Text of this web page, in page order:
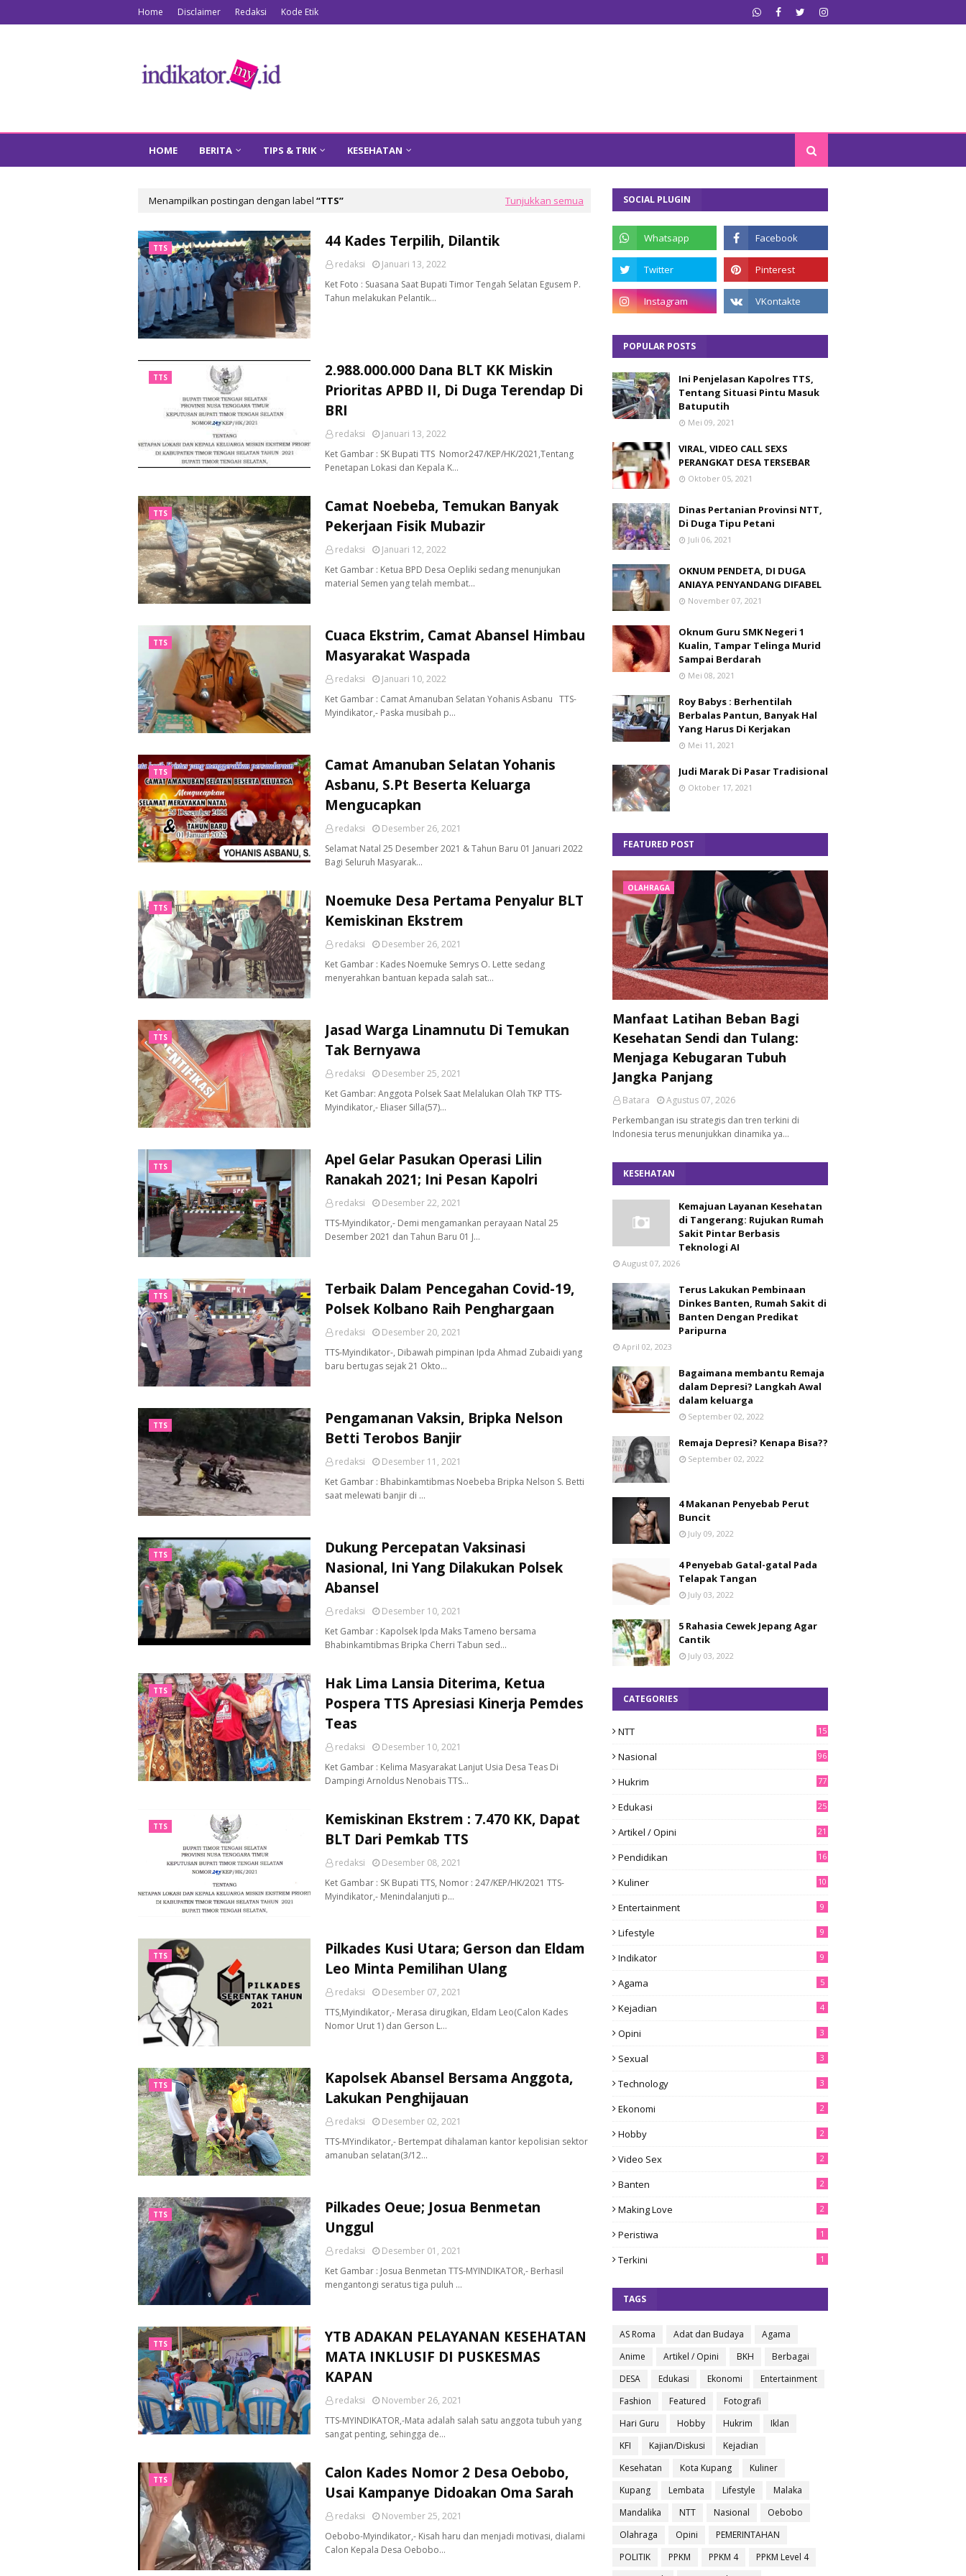
Home Disclaimer Redaksi Kode Etik
HOME BERITA TIPS & TRIK KESEHATAN
Menampilkan postingan dengan label TTS Tunjukkan semua
TTS 44 Kades Terpilih, Dilantik
redaksi
Januari 13, 2022
Ket Foto : Suasana Saat Bupati Timor Tengah Selatan Egusem P.
Tahun melakukan Pelantik…
TTS
2.988.000.000 Dana BLT KK Miskin
Prioritas APBD II, Di Duga Terendap Di
BRI
redaksi
Januari 13, 2022
Ket Gambar : SK Bupati TTS Nomor247/KEP/HK/2021,Tentang
Penetapan Lokasi dan Kepala K…
TTS
Camat Noebeba, Temukan Banyak
Pekerjaan Fisik Mubazir
redaksi
Januari 12, 2022
Ket Gambar : Ketua BPD Desa Oepliki sedang menunjukan
material Semen yang telah membat…
TTS
Cuaca Ekstrim, Camat Abansel Himbau
Masyarakat Waspada
redaksi
Januari 10, 2022
Ket Gambar : Camat Amanuban Selatan Yohanis Asbanu TTS-
Myindikator,- Paska musibah p…
TTS
Camat Amanuban Selatan Yohanis
Asbanu, S.Pt Beserta Keluarga
Mengucapkan
redaksi
Desember 26, 2021
Selamat Natal 25 Desember 2021 & Tahun Baru 01 Januari 2022
Bagi Seluruh Masyarak…
TTS
Noemuke Desa Pertama Penyalur BLT
Kemiskinan Ekstrem
redaksi
Desember 26, 2021
Ket Gambar : Kades Noemuke Semrys O. Lette sedang
menyerahkan bantuan kepada salah sat…
TTS
Jasad Warga Linamnutu Di Temukan
Tak Bernyawa
redaksi
Desember 25, 2021
Ket Gambar: Anggota Polsek Saat Melalukan Olah TKP TTS-
Myindikator,- Eliaser Silla(57)…
TTS
Apel Gelar Pasukan Operasi Lilin
Ranakah 2021; Ini Pesan Kapolri
redaksi
Desember 22, 2021
TTS-Myindikator,- Demi mengamankan perayaan Natal 25
Desember 2021 dan Tahun Baru 01 J…
TTS
Terbaik Dalam Pencegahan Covid-19,
Polsek Kolbano Raih Penghargaan
redaksi
Desember 20, 2021
TTS-Myindikator-, Dibawah pimpinan Ipda Ahmad Zubaidi yang
baru bertugas sejak 21 Okto…
TTS
Pengamanan Vaksin, Bripka Nelson
Betti Terobos Banjir
redaksi
Desember 11, 2021
Ket Gambar : Bhabinkamtibmas Noebeba Bripka Nelson S. Betti
saat melewati banjir di …
TTS
Dukung Percepatan Vaksinasi
Nasional, Ini Yang Dilakukan Polsek
Abansel
redaksi
Desember 10, 2021
Ket Gambar : Kapolsek Ipda Maks Tameno bersama
Bhabinkamtibmas Bripka Cherri Tabun sed…
TTS
Hak Lima Lansia Diterima, Ketua
Pospera TTS Apresiasi Kinerja Pemdes
Teas
redaksi
Desember 10, 2021
Ket Gambar : Kelima Masyarakat Lanjut Usia Desa Teas Di
Dampingi Arnoldus Nenobais TTS…
TTS
Kemiskinan Ekstrem : 7.470 KK, Dapat
BLT Dari Pemkab TTS
redaksi
Desember 08, 2021
Ket Gambar : SK Bupati TTS, Nomor : 247/KEP/HK/2021 TTS-
Myindikator,- Menindalanjuti p…
TTS
Pilkades Kusi Utara; Gerson dan Eldam
Leo Minta Pemilihan Ulang
redaksi
Desember 07, 2021
TTS,Myindikator,- Merasa dirugikan, Eldam Leo(Calon Kades
Nomor Urut 1) dan Gerson L…
TTS
Kapolsek Abansel Bersama Anggota,
Lakukan Penghijauan
redaksi
Desember 02, 2021
TTS-MYindikator,- Bertempat dihalaman kantor kepolisian sektor
amanuban selatan(3/12…
TTS
Pilkades Oeue; Josua Benmetan
Unggul
redaksi
Desember 01, 2021
Ket Gambar : Josua Benmetan TTS-MYINDIKATOR,- Berhasil
mengantongi seratus tiga puluh …
TTS
YTB ADAKAN PELAYANAN KESEHATAN
MATA INKLUSIF DI PUSKESMAS
KAPAN
redaksi
November 26, 2021
TTS-MYINDIKATOR,-Mata adalah salah satu anggota tubuh yang
sangat penting, sehingga de…
TTS
Calon Kades Nomor 2 Desa Oebobo,
Usai Kampanye Didoakan Oma Sarah
redaksi
November 25, 2021
Oebobo-Myindikator,- Kisah haru dan menjadi motivasi, dialami
Calon Kepala Desa Oebobo…
SOCIAL PLUGIN
POPULAR POSTS
Ini Penjelasan Kapolres TTS,
Tentang Situasi Pintu Masuk
Batuputih
Mei 09, 2021
VIRAL, VIDEO CALL SEXS
PERANGKAT DESA TERSEBAR
Oktober 05, 2021
Dinas Pertanian Provinsi NTT,
Di Duga Tipu Petani
Juli 06, 2021
OKNUM PENDETA, DI DUGA
ANIAYA PENYANDANG DIFABEL
November 07, 2021
Oknum Guru SMK Negeri 1
Kualin, Tampar Telinga Murid
Sampai Berdarah
Mei 08, 2021
Roy Babys : Berhentilah
Berbalas Pantun, Banyak Hal
Yang Harus Di Kerjakan
Mei 11, 2021
Judi Marak Di Pasar Tradisional
Oktober 17, 2021
FEATURED POST
OLAHRAGA
Manfaat Latihan Beban Bagi
Kesehatan Sendi dan Tulang:
Menjaga Kebugaran Tubuh
Jangka Panjang
Batara
Agustus 07, 2026
Perkembangan isu strategis dan tren terkini di
Indonesia terus menunjukkan dinamika ya…
KESEHATAN
Kemajuan Layanan Kesehatan
di Tangerang: Rujukan Rumah
Sakit Pintar Berbasis
Teknologi AI
August 07, 2026
Terus Lakukan Pembinaan
Dinkes Banten, Rumah Sakit di
Banten Dengan Predikat
Paripurna
April 02, 2023
Bagaimana membantu Remaja
dalam Depresi? Langkah Awal
dalam keluarga
September 02, 2022
Remaja Depresi? Kenapa Bisa??
September 02, 2022
4 Makanan Penyebab Perut
Buncit
July 09, 2022
4 Penyebab Gatal-gatal Pada
Telapak Tangan
July 03, 2022
5 Rahasia Cewek Jepang Agar
Cantik
July 03, 2022
CATEGORIES
NTT
15
Nasional 96
Hukrim 77
Edukasi 25
Artikel / Opini 21
Pendidikan 16
Kuliner 10
Entertainment 9
Lifestyle 9
Indikator 9
Agama 5
Kejadian 4
Opini 3
Sexual 3
Technology 3
Ekonomi 2
Hobby 2
Video Sex 2
Banten 2
Making Love 2
Peristiwa 1
Terkini 1
TAGS
AS Roma Adat dan Budaya
Agama
Anime
Artikel / Opini BKH
Berbagai
DESA
Edukasi Ekonomi
Entertainment
Fashion
Featured
Fotografi
Hari Guru
Hobby Hukrim
Iklan
KFI
Kajian/Diskusi
Kejadian
Kesehatan
Kota Kupang
Kuliner
Kupang
Lembata Lifestyle
Malaka
Mandalika
NTT Nasional
Oebobo
Olahraga
Opini
PEMERINTAHAN
POLITIK
PPKM PPKM 4
PPKM Level 4